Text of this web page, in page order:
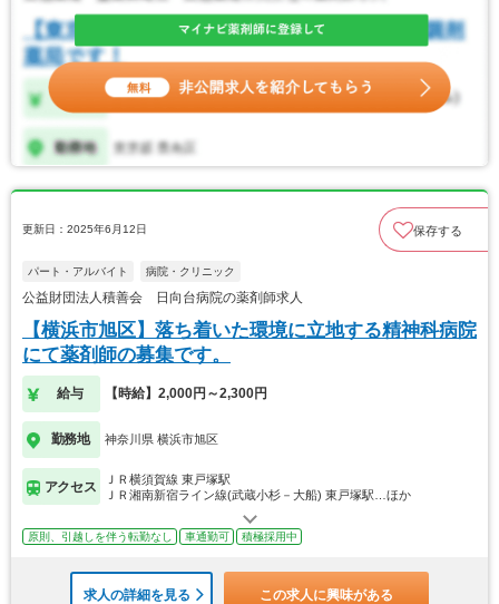
更新日：2025年6月12日 保存する
パート・アルバイト 病院・クリニック
公益財団法人積善会 日向台病院の薬剤師求人
【横浜市旭区】落ち着いた環境に立地する精神科病院
にて薬剤師の募集です。
給与 【時給】2,000円～2,300円
勤務地 神奈川県 横浜市旭区
アクセス
ＪＲ横須賀線 東戸塚駅
ＪＲ湘南新宿ライン線(武蔵小杉－大船) 東戸塚駅…ほか
原則、引越しを伴う転勤なし 車通勤可 積極採用中
求人の詳細を見る この求人に興味がある